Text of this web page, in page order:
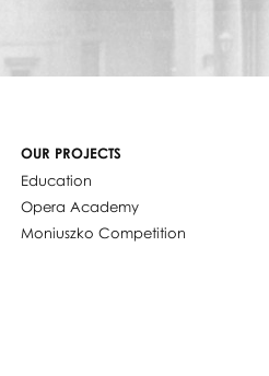
OUR PROJECTS
Education
Opera Academy
Moniuszko Competition